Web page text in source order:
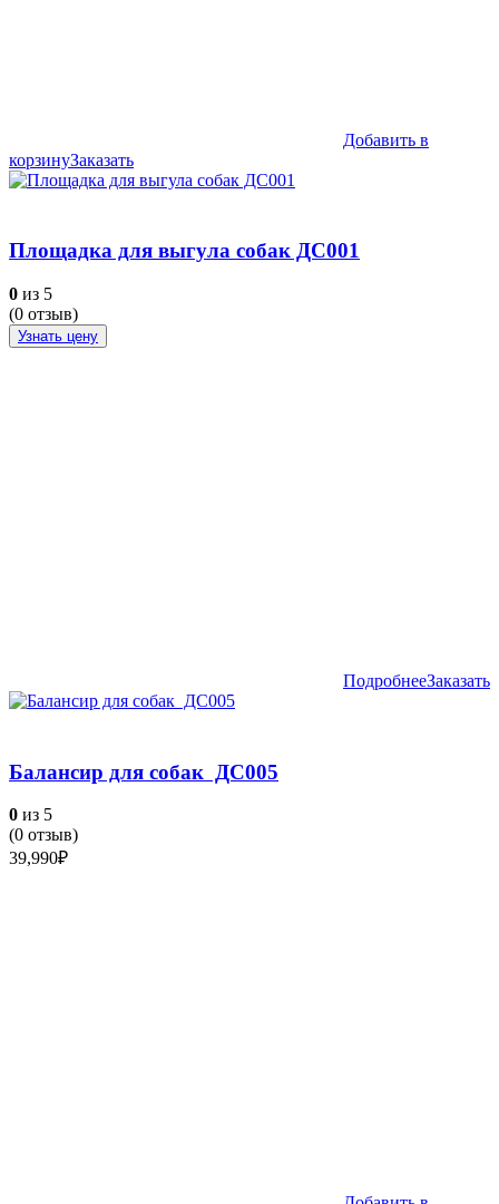
Добавить в
корзинуЗаказать
Площадка для выгула собак ДС001
0 из 5
(0 отзыв)
Узнать цену
ПодробнееЗаказать
Балансир для собак ДС005
0 из 5
(0 отзыв)
39,990₽